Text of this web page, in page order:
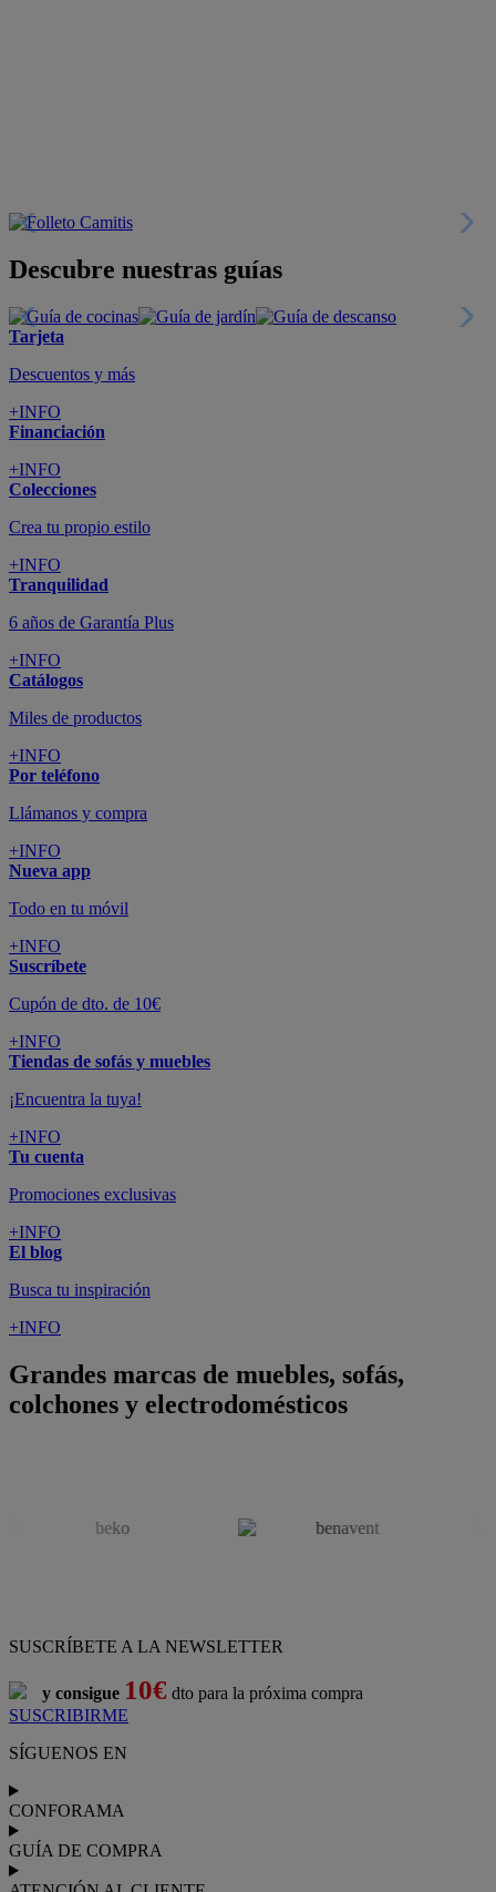
Descubre nuestras guías
Tarjeta
Descuentos y más
+INFO
Financiación
+INFO
Colecciones
Crea tu propio estilo
+INFO
Tranquilidad
6 años de Garantía Plus
+INFO
Catálogos
Miles de productos
+INFO
Por teléfono
Llámanos y compra
+INFO
Nueva app
Todo en tu móvil
+INFO
Suscríbete
Cupón de dto. de 10€
+INFO
Tiendas de sofás y muebles
¡Encuentra la tuya!
+INFO
Tu cuenta
Promociones exclusivas
+INFO
El blog
Busca tu inspiración
+INFO
Grandes marcas de muebles, sofás,
colchones y electrodomésticos
SUSCRÍBETE A LA NEWSLETTER
y consigue 10€ dto para la próxima compra
SUSCRIBIRME
SÍGUENOS EN
CONFORAMA
GUÍA DE COMPRA